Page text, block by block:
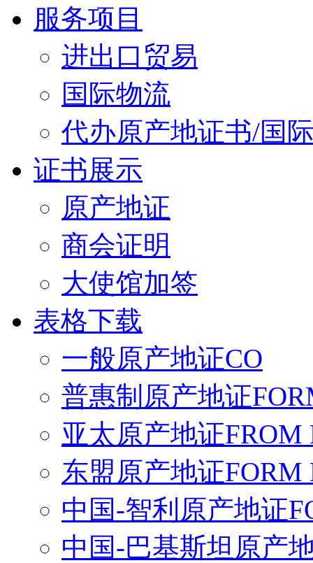
服务项目
进出口贸易
国际物流
代办原产地证书/国
证书展示
原产地证
商会证明
大使馆加签
表格下载
一般原产地证CO
普惠制原产地证
亚太原产地证FROM
东盟原产地证FORM
中国-智利原产地证
中国-巴基斯坦原产